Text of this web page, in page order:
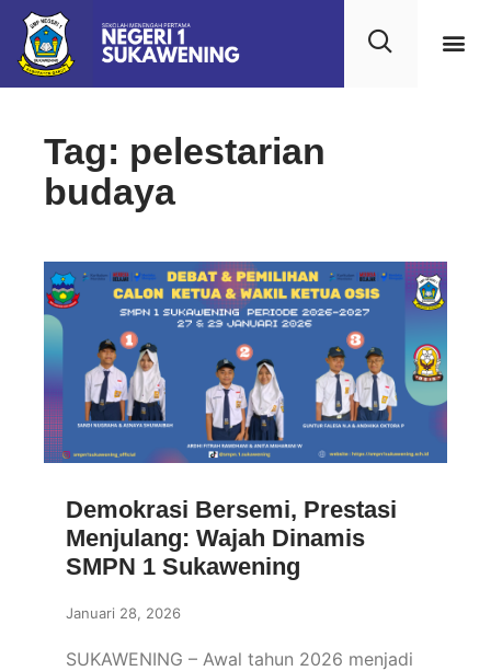
Tag: pelestarian
budaya
Demokrasi Bersemi, Prestasi
Menjulang: Wajah Dinamis
SMPN 1 Sukawening
Januari 28, 2026
SUKAWENING – Awal tahun 2026 menjadi